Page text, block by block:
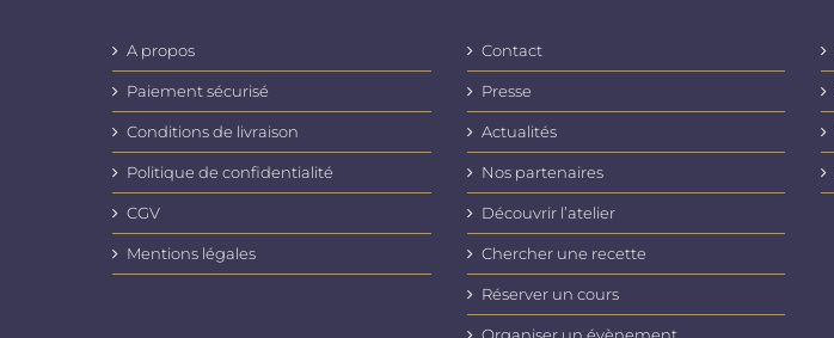
A propos
Paiement sécurisé
Conditions de livraison
Politique de confidentialité
CGV
Mentions légales
Contact
Presse
Actualités
Nos partenaires
Découvrir l’atelier
Chercher une recette
Réserver un cours